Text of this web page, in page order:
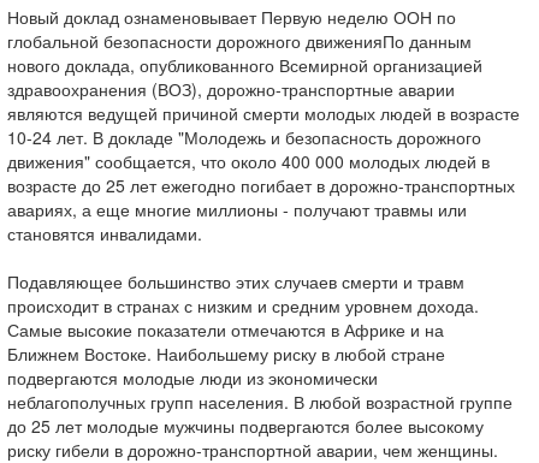
Новый доклад ознаменовывает Первую неделю ООН по
глобальной безопасности дорожного движенияПо данным
нового доклада, опубликованного Всемирной организацией
здравоохранения (ВОЗ), дорожно-транспортные аварии
являются ведущей причиной смерти молодых людей в возрасте
10-24 лет. В докладе "Молодежь и безопасность дорожного
движения" сообщается, что около 400 000 молодых людей в
возрасте до 25 лет ежегодно погибает в дорожно-транспортных
авариях, а еще многие миллионы - получают травмы или
становятся инвалидами.
Подавляющее большинство этих случаев смерти и травм
происходит в странах с низким и средним уровнем дохода.
Самые высокие показатели отмечаются в Африке и на
Ближнем Востоке. Наибольшему риску в любой стране
подвергаются молодые люди из экономически
неблагополучных групп населения. В любой возрастной группе
до 25 лет молодые мужчины подвергаются более высокому
риску гибели в дорожно-транспортной аварии, чем женщины.